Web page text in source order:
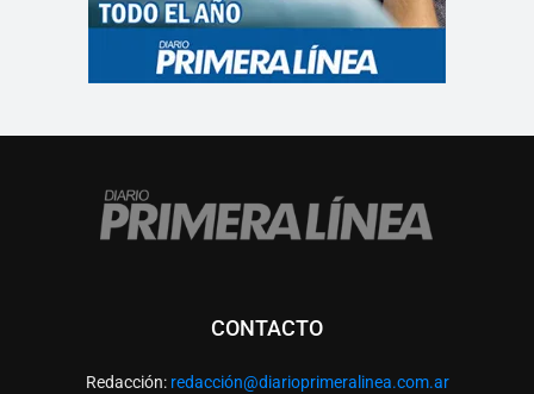
CONTACTO
Redacción: redacción@diarioprimeralinea.com.ar